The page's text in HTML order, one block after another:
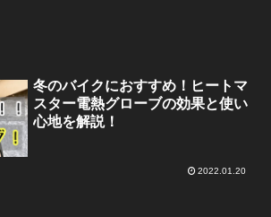
冬のバイクにおすすめ！ヒートマ
スター電熱グローブの効果と使い
心地を解説！
2022.01.20